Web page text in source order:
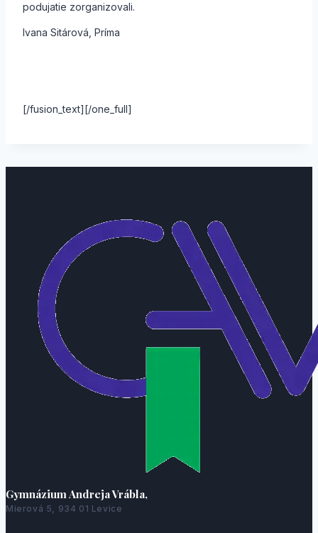
podujatie zorganizovali.
Ivana Sitárová, Príma
[/fusion_text][/one_full]
Gymnázium Andreja Vrábla,
Mierová 5, 934 01 Levice